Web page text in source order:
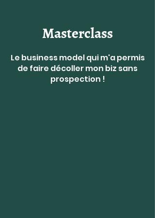
Masterclass
Le business model qui m'a permis
de faire décoller mon biz sans
prospection !